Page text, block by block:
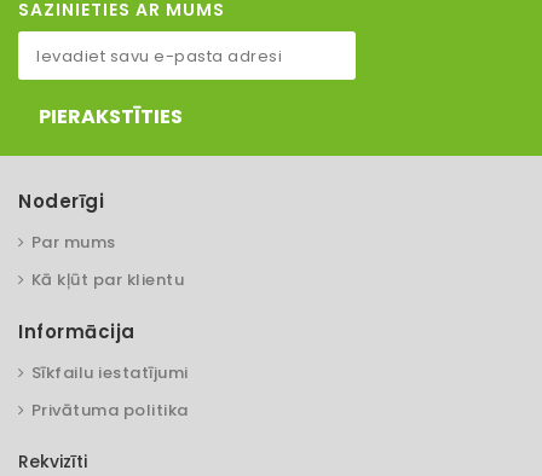
SAZINIETIES AR MUMS
PIERAKSTĪTIES
Noderīgi
Par mums
Kā kļūt par klientu
Informācija
Sīkfailu iestatījumi
Privātuma politika
Rekvizīti